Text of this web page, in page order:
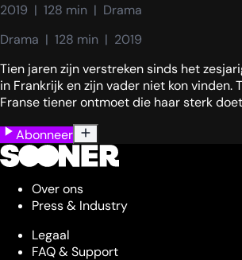
2019  |  128 min  |  Drama
Drama  |  128 min  |  2019
Tien jaren zijn verstreken sinds het
in Frankrijk en zijn vader niet kon
Franse tiener ontmoet die haar sterk
Abonneer
Over ons
Press & Industry
Legaal
FAQ & Support